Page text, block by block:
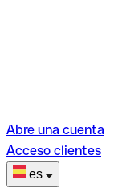
Abre una cuenta
Acceso clientes
es